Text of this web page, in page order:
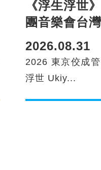
《浮生浮世
團音樂會台
2026.08.31
2026 東京佼成
浮世 Ukiy...